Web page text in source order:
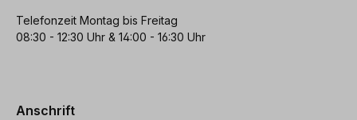
Telefonzeit Montag bis Freitag
08:30 - 12:30 Uhr & 14:00 - 16:30 Uhr
Anschrift